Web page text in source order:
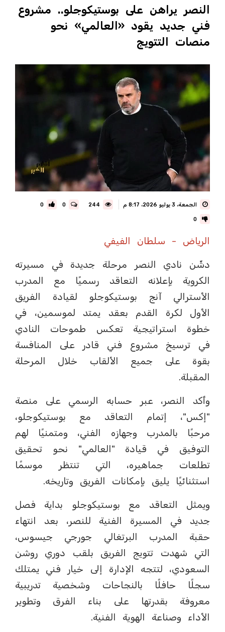
النصر يراهن على بوستيكوجلو.. مشروع
فني جديد يقود «العالمي» نحو
منصات التتويج
الجمعة، 3 يوليو 2026، 8:17 م 0
0
0
الرياض - سلطان الفيفي
دشّن نادي النصر مرحلة جديدة في مسيرته
الكروية بإعلانه التعاقد رسميًا مع المدرب
الأسترالي آنج بوستيكوجلو لقيادة الفريق
الأول لكرة القدم بعقد يمتد لموسمين، في
خطوة استراتيجية تعكس طموحات النادي
في ترسيخ مشروع فني قادر على المنافسة
بقوة على جميع الألقاب خلال المرحلة
المقبلة.
وأكد النصر، عبر حسابه الرسمي على منصة
"إكس"، إتمام التعاقد مع بوستيكوجلو،
مرحبًا بالمدرب وجهازه الفني، ومتمنيًا لهم
التوفيق في قيادة "العالمي" نحو تحقيق
تطلعات جماهيره، التي تنتظر موسمًا
استثنائيًا يليق بإمكانات الفريق وتاريخه.
ويمثل التعاقد مع بوستيكوجلو بداية فصل
جديد في المسيرة الفنية للنصر، بعد انتهاء
حقبة المدرب البرتغالي جورجي جيسوس،
التي شهدت تتويج الفريق بلقب دوري روشن
السعودي، لتتجه الإدارة إلى خيار فني يمتلك
سجلًا حافلًا بالنجاحات وشخصية تدريبية
معروفة بقدرتها على بناء الفرق وتطوير
الأداء وصناعة الهوية الفنية.